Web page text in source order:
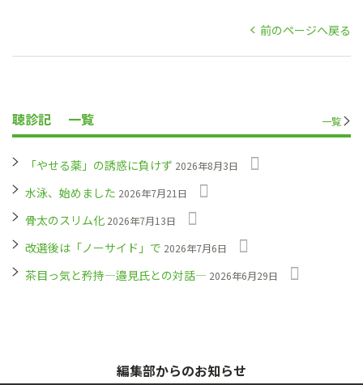
前のページへ戻る
聴診記 一覧 一覧
「やせる薬」の誘惑に負けず 2026年8月3日
水泳、始めました 2026年7月21日
骨太のスリム化 2026年7月13日
改選後は「ノーサイド」で 2026年7月6日
茶目っ気と矜持―邉見氏との対話― 2026年6月29日
編集部からのお知らせ